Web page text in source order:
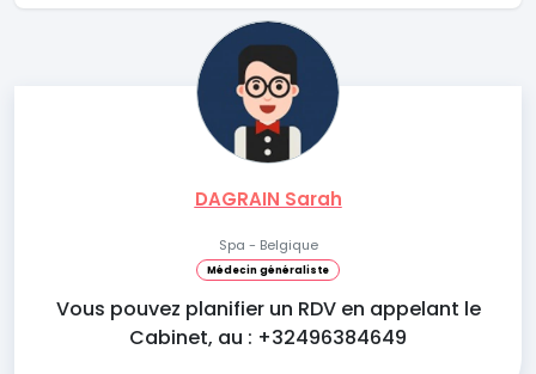
DAGRAIN Sarah
Spa - Belgique
Médecin généraliste
Vous pouvez planifier un RDV en appelant le
Cabinet, au : +32496384649